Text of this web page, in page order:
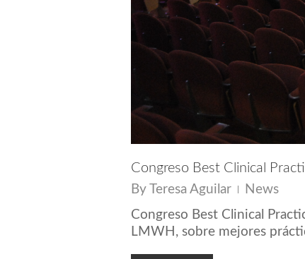
Congreso Best Clinical
By Teresa Aguilar
News
Congreso Best Clinical
LMWH, sobre mejores